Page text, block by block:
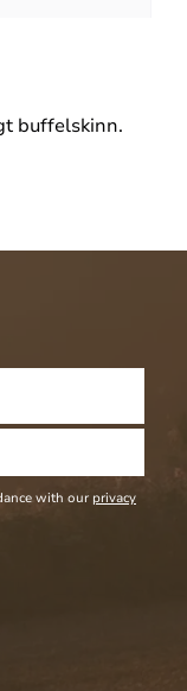
buffelskinn.
with our privacy